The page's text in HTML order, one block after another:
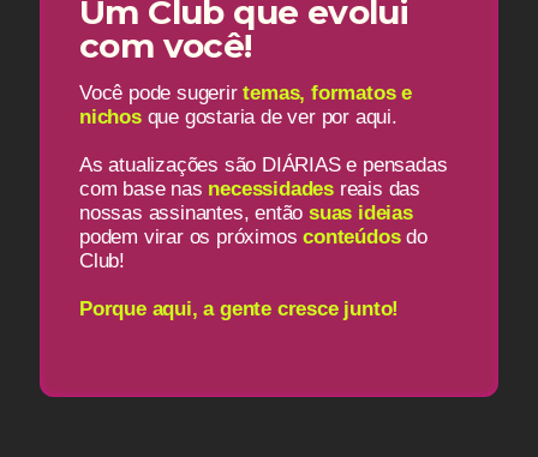
Um Club que evolui
com você!
Você pode sugerir temas, formatos e
nichosque gostaria de ver por aqui.
As atualizações são DIÁRIAS e pensadas
com base nas necessidades reais das
nossas assinantes, entãosuas ideias
podem virar os próximosconteúdosdo
Club!
Porque aqui, a gente cresce junto!